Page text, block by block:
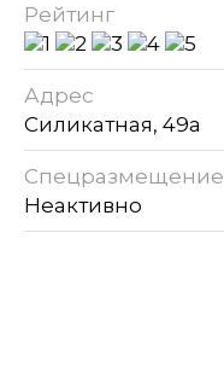
Рейтинг
Адрес
Силикатная, 49а
Спецразмещение
Неактивно